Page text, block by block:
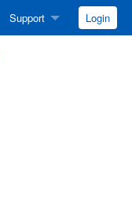
Support Login